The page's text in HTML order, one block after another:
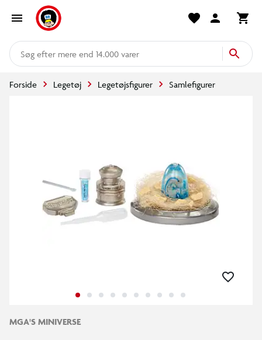
mere end 14.000 varer
Forside Legetøj Legetøjsfigurer Samlefigurer
MGA'S MINIVERSE